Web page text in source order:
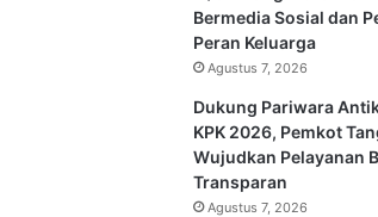
Bermedia Sosial dan
Peran Keluarga
Agustus 7, 2026
Dukung Pariwara
KPK 2026, Pemkot
Wujudkan Pelayanan
Transparan
Agustus 7, 2026